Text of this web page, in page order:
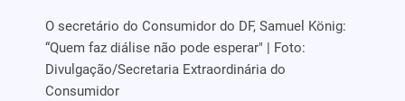
O secretário do Consumidor do DF, Samuel König:
“Quem faz diálise não pode esperar" | Foto:
Divulgação/Secretaria Extraordinária do
Consumidor